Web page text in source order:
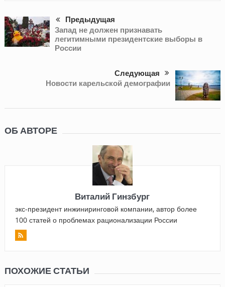
Предыдущая
Запад не должен признавать
легитимными президентские выборы в
России
Следующая
Новости карельской демографии
ОБ АВТОРЕ
Виталий Гинзбург
экс-президент инжиниринговой компании, автор более
100 статей о проблемах рационализации России
ПОХОЖИЕ СТАТЬИ